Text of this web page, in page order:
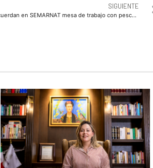
SIGUIENTE
Acuerdan en SEMARNAT mesa de trabajo con pescadores